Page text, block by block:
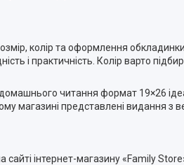
колір та оформлення
і практичність. Колір варто
читання формат 19×26
магазині представлені видання
інтернет-магазину «Family